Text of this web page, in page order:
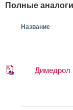
Полные
Название
Димедрол